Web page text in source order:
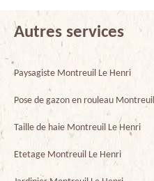
Autres services
Paysagiste Montreuil Le Henri
Pose de gazon en rouleau
Taille de haie Montreuil Le Henri
Etetage Montreuil Le Henri